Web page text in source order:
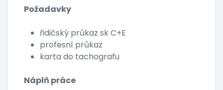
Požadavky
řidičský průkaz sk C+E
profesní průkaz
karta do tachografu
Náplň práce